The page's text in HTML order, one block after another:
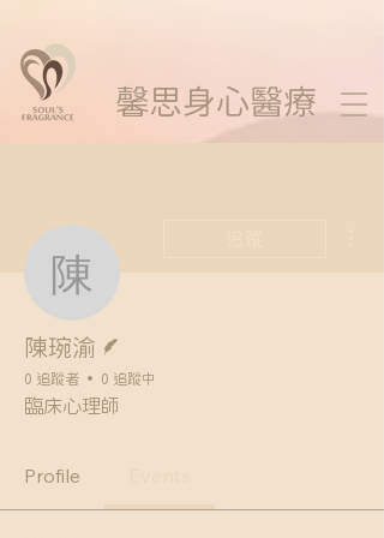
馨思身心醫療
陳琬渝
陳琬渝
0 追蹤者 0 追蹤中
臨床心理師
Profile